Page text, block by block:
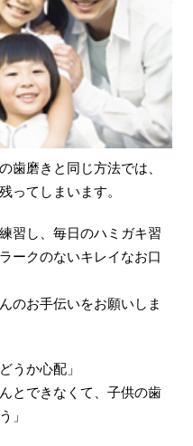
歯磨きと同じ方法では、
ってしまいます。
習し、毎日のハミガキ習
ークのないキレイなお口
のお手伝いをお願いしま
うか心配」
とできなくて、子供の歯
」